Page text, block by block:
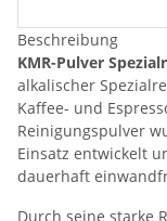
Beschreibung
KMR-Pulver
alkalischer
Kaffee- und
Reinigungspulver
Einsatz entwickelt
dauerhaft
Durch seine starke